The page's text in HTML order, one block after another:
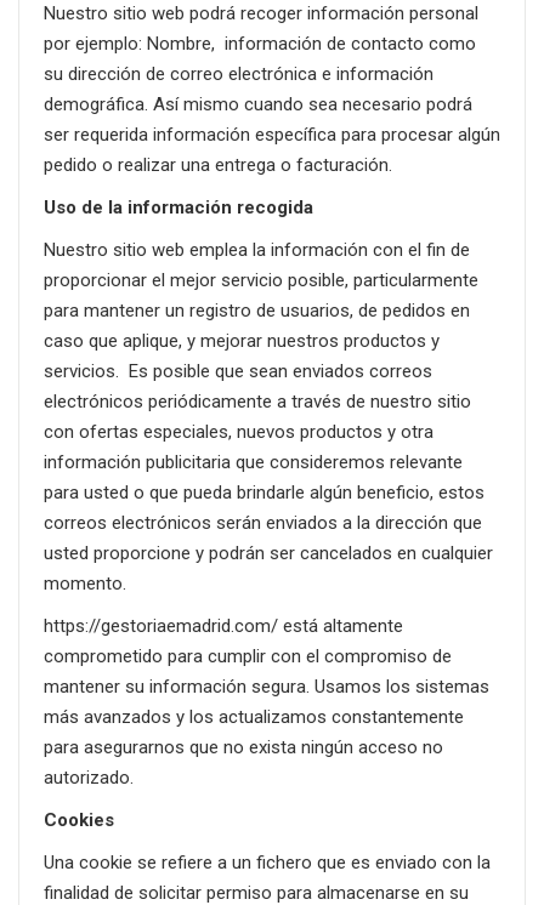
Nuestro sitio web podrá recoger información personal
por ejemplo: Nombre, información de contacto como
su dirección de correo electrónica e información
demográfica. Así mismo cuando sea necesario podrá
ser requerida información específica para procesar algún
pedido o realizar una entrega o facturación.
Uso de la información recogida
Nuestro sitio web emplea la información con el fin de
proporcionar el mejor servicio posible, particularmente
para mantener un registro de usuarios, de pedidos en
caso que aplique, y mejorar nuestros productos y
servicios. Es posible que sean enviados correos
electrónicos periódicamente a través de nuestro sitio
con ofertas especiales, nuevos productos y otra
información publicitaria que consideremos relevante
para usted o que pueda brindarle algún beneficio, estos
correos electrónicos serán enviados a la dirección que
usted proporcione y podrán ser cancelados en cualquier
momento.
https://gestoriaemadrid.com/ está altamente
comprometido para cumplir con el compromiso de
mantener su información segura. Usamos los sistemas
más avanzados y los actualizamos constantemente
para asegurarnos que no exista ningún acceso no
autorizado.
Cookies
Una cookie se refiere a un fichero que es enviado con la
finalidad de solicitar permiso para almacenarse en su